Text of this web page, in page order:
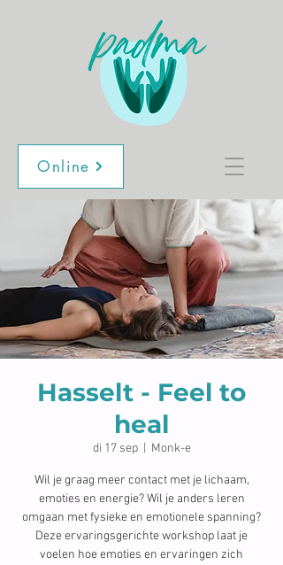
Online
Hasselt - Feel to
heal
di 17 sep
  |
Monk-e
Wil je graag meer contact met je lichaam,
emoties en energie? Wil je anders leren
omgaan met fysieke en emotionele spanning?
Deze ervaringsgerichte workshop laat je
voelen hoe emoties en ervaringen zich